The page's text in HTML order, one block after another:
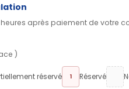
après paiement de votre
)
réservé 1 Réservé